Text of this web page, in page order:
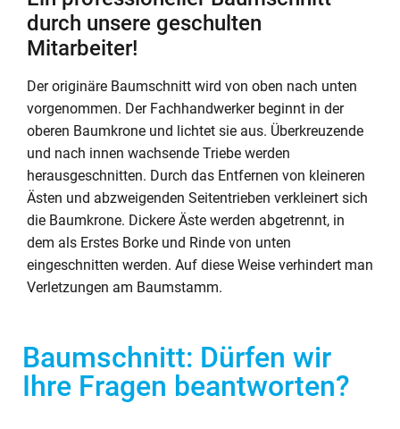
durch unsere geschulten
Mitarbeiter!
Der originäre Baumschnitt wird von oben nach unten
vorgenommen. Der Fachhandwerker beginnt in der
oberen Baumkrone und lichtet sie aus. Überkreuzende
und nach innen wachsende Triebe werden
herausgeschnitten. Durch das Entfernen von kleineren
Ästen und abzweigenden Seitentrieben verkleinert sich
die Baumkrone. Dickere Äste werden abgetrennt, in
dem als Erstes Borke und Rinde von unten
eingeschnitten werden. Auf diese Weise verhindert man
Verletzungen am Baumstamm.
Baumschnitt: Dürfen wir
Ihre Fragen beantworten?